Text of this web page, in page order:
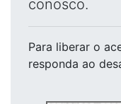
conosco.
Para liberar o
responda ao